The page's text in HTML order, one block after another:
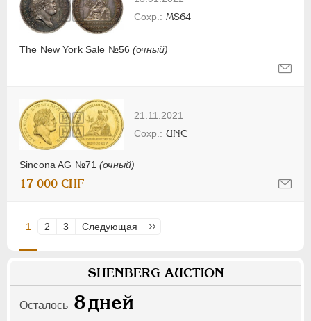
The New York Sale №56(очный)
MS64
-
21.11.2021
Sincona AG №71(очный)
UNC
17 000 CHF
1 2 3 Следующая Последняя
SHENBERG AUCTION
Осталось 8дней